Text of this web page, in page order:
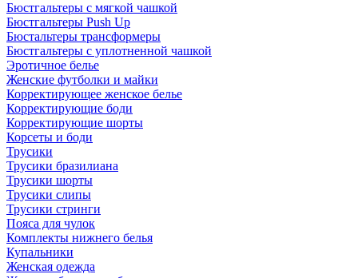
Бюстгальтеры с мягкой чашкой
Бюстгальтеры Push Up
Бюстальтеры трансформеры
Бюстгальтеры с уплотненной чашкой
Эротичное белье
Женские футболки и майки
Корректирующее женское белье
Корректирующие боди
Корректирующие шорты
Корсеты и боди
Трусики
Трусики бразилиана
Трусики шорты
Трусики слипы
Трусики стринги
Пояса для чулок
Комплекты нижнего белья
Купальники
Женская одежда